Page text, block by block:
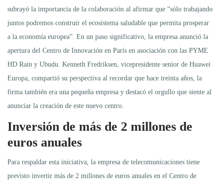
subrayó la importancia de la colaboración al afirmar que “sólo trabajando
juntos podremos construir el ecosistema saludable que permita prosperar
a la economía europea”. En un paso significativo, la empresa anunció la
apertura del Centro de Innovación en París en asociación con las PYME
HD Rain y Ubudu. Kenneth Fredriksen, vicepresidente senior de Huawei
Europa, compartió su perspectiva al recordar que hace treinta años, la
firma también era una pequeña empresa y destacó el orgullo que siente al
anunciar la creación de este nuevo centro.
Inversión de más de 2 millones de
euros anuales
Para respaldar esta iniciativa, la empresa de telecomunicaciones tiene
previsto invertir más de 2 millones de euros anuales en el Centro de